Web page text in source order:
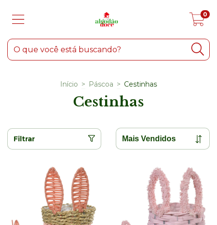
0
Início > Páscoa > Cestinhas
Cestinhas
Filtrar